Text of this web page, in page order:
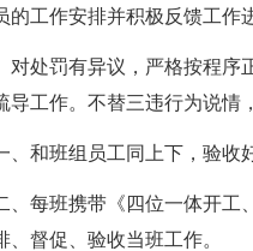
的工作安排并积极反馈工作
对处罚有异议，严格按程序
导工作。不替三违行为说情
、和班组员工同上下，验收
、每班携带《四位一体开工
、督促、验收当班工作。